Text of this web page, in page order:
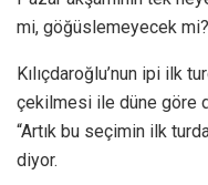
mi, göğüslemeyecek
Kılıçdaroğlu’nun ipi ilk
çekilmesi ile düne göre
“Artık bu seçimin ilk
diyor.